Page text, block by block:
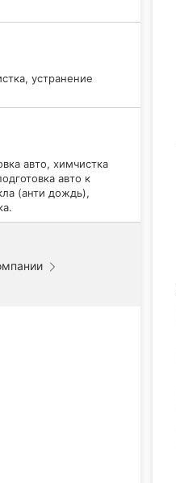
устранение
авто, химчистка
авто к
(анти дождь),